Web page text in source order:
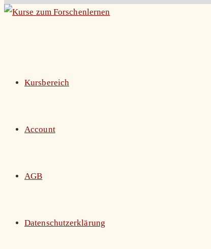
Zum
Kursbereich
Account
AGB
Datenschutzerklärung